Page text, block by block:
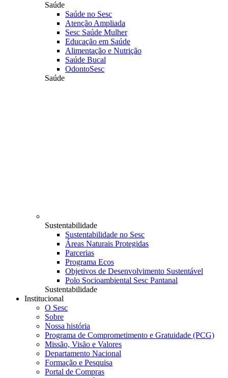
Saúde
Saúde no Sesc
Atenção Ampliada
Sesc Saúde Mulher
Educação em Saúde
Alimentação e Nutrição
Saúde Bucal
OdontoSesc
Saúde
Sustentabilidade
Sustentabilidade no Sesc
Áreas Naturais Protegidas
Parcerias
Programa Ecos
Objetivos de Desenvolvimento Sustentável
Polo Socioambiental Sesc Pantanal
Sustentabilidade
Institucional
O Sesc
Sobre
Nossa história
Programa de Comprometimento e Gratuidade (PCG)
Missão, Visão e Valores
Departamento Nacional
Formação e Pesquisa
Portal de Compras